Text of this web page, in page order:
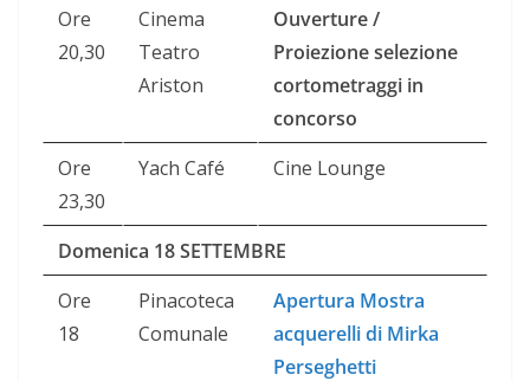
Ore
20,30
Cinema
Teatro
Ariston
Ouverture /
Proiezione selezione
cortometraggi in
concorso
Ore
23,30
Yach Café Cine Lounge
Domenica 18 SETTEMBRE
Ore
18
Pinacoteca
Comunale
Apertura Mostra
acquerelli di Mirka
Perseghetti